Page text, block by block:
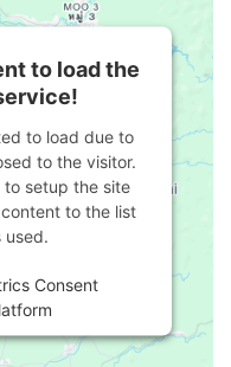
to load the
to load due to
to the visitor.
to setup the site
to the list
Consent